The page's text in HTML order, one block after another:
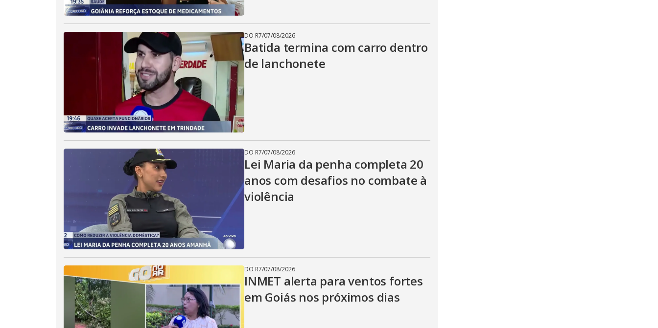
DO R7/07/08/2026
Batida termina com carro dentro
de lanchonete
DO R7/07/08/2026
Lei Maria da penha completa 20
anos com desafios no combate à
violência
DO R7/07/08/2026
INMET alerta para ventos fortes
em Goiás nos próximos dias